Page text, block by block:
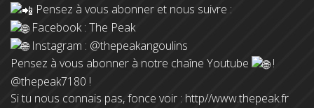
Pensez à vous abonner et nous suivre :
Facebook : The Peak
Instagram : @thepeakangoulins
Pensez à vous abonner à notre chaîne Youtube
!
‪@thepeak7180‬ !
Si tu nous connais pas, fonce voir : http//www.thepeak.fr